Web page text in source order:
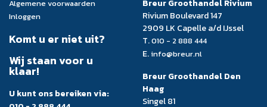
Algemene voorwaarden
Inloggen
Komt u er niet uit?
Wij staan voor u
klaar!
U kunt ons bereiken via:
Breur Groothandel Rivium
Rivium Boulevard 147
2909 LK Capelle a/d IJssel
T.010 - 2 888 444
E. info@breur.nl
Breur Groothandel Den
Haag
Singel 81